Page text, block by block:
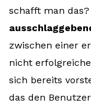
schafft man das?
zwischen einer
nicht
sich bereits
das den